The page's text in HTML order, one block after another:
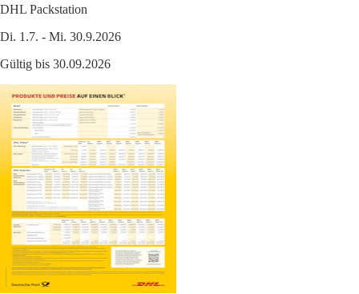
DHL Packstation
Di. 1.7. - Mi. 30.9.2026
Gültig bis 30.09.2026